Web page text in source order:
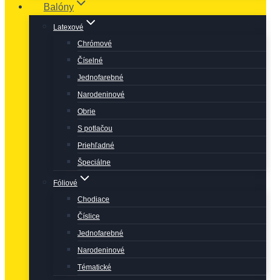
Balóny
Latexové
Chrómové
Číselné
Jednofarebné
Narodeninové
Obrie
S potlačou
Priehľadné
Špeciálne
Fóliové
Chodiace
Číslice
Jednofarebné
Narodeninové
Tématické